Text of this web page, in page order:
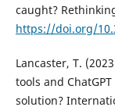
caught?
https://doi.org/
Lancaster, T.
tools and
solution?